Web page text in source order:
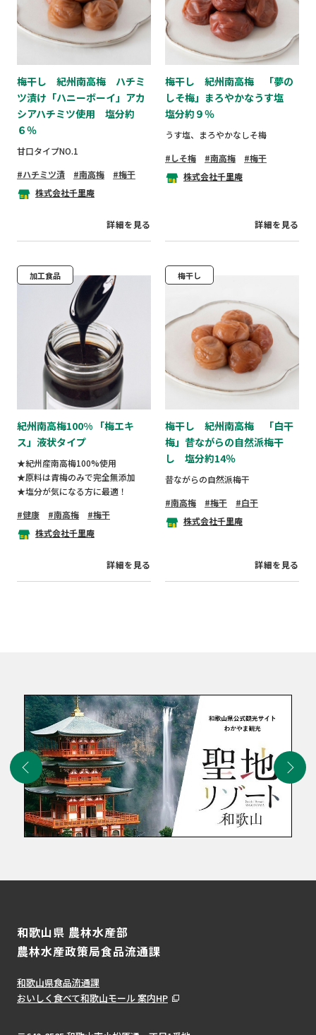
梅干し 紀州南高梅 ハチミ
ツ漬け「ハニーボーイ」アカ
シアハチミツ使用 塩分約
６％
甘口タイプNO.1
ハチミツ漬
南高梅
梅干
株式会社千里庵
詳細を見る
梅干し 紀州南高梅 「夢の
しそ梅」まろやかなうす塩
塩分約９％
うす塩、まろやかなしそ梅
しそ梅
南高梅
梅干
株式会社千里庵
詳細を見る
加工食品
紀州南高梅100% 「梅エキ
ス」液状タイプ
★紀州産南高梅100%使用
★原料は青梅のみで完全無添加
★塩分が気になる方に最適！
健康
南高梅
梅干
株式会社千里庵
詳細を見る
梅干し
梅干し 紀州南高梅 「白干
梅」昔ながらの自然派梅干
し 塩分約14％
昔ながらの自然派梅干
南高梅
梅干
白干
株式会社千里庵
詳細を見る
和歌山県 農林水産部
農林水産政策局食品流通課
和歌山県食品流通課
おいしく食べて和歌山モール 案内HP